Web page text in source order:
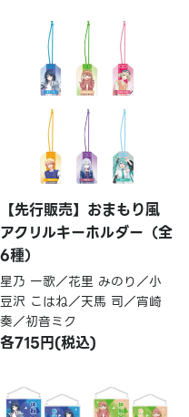
【先行販売】おまもり風
アクリルキーホルダー（全
6種）
星乃 一歌／花里 みのり／小
豆沢 こはね／天馬 司／宵崎
奏／初音ミク
各715円(税込)